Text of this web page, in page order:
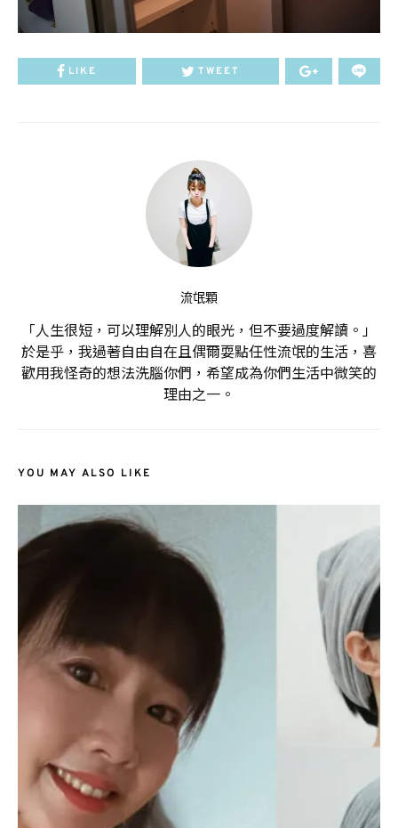
LIKE TWEET
流氓顆
「人生很短，可以理解別人的眼光，但不要過度解讀。」
於是乎，我過著自由自在且偶爾耍點任性流氓的生活，喜
歡用我怪奇的想法洗腦你們，希望成為你們生活中微笑的
理由之一。
YOU MAY ALSO LIKE